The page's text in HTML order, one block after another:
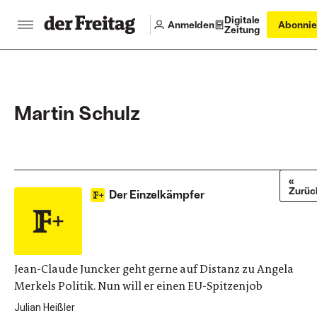
Anmelden
Digitale
Zeitung
Martin Schulz
Der Einzelkämpfer
Jean-Claude Juncker geht gerne auf Distanz zu Angela
Merkels Politik. Nun will er einen EU-Spitzenjob
Julian Heißler
«